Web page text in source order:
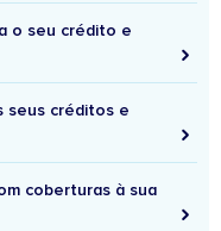
o seu crédito e
seus créditos e
coberturas à sua